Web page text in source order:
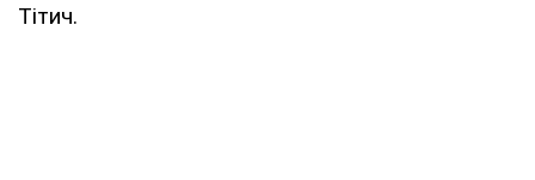
Тітич.